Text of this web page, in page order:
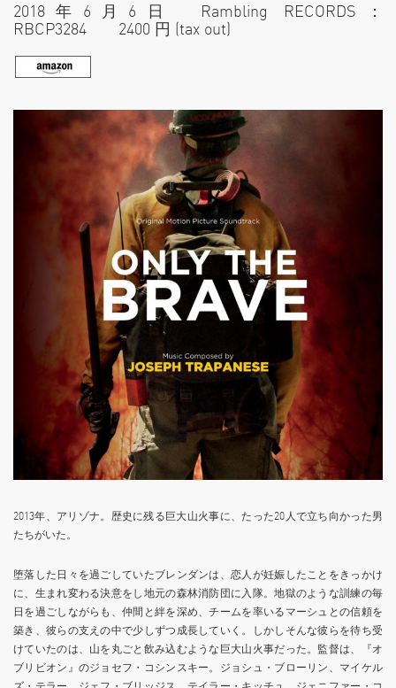
2018年6月6日 Rambling RECORDS：
RBCP3284 2400 円 (tax out)
2013年、アリゾナ。歴史に残る巨大山火事に、たった20人で立ち向かった男
たちがいた。
堕落した日々を過ごしていたブレンダンは、恋人が妊娠したことをきっかけ
に、生まれ変わる決意をし地元の森林消防団に入隊。地獄のような訓練の毎
日を過ごしながらも、仲間と絆を深め、チームを率いるマーシュとの信頼を
築き、彼らの支えの中で少しずつ成長していく。しかしそんな彼らを待ち受
けていたのは、山を丸ごと飲み込むような巨大山火事だった。監督は、『オ
ブリビオン』のジョセフ・コシンスキー。ジョシュ・ブローリン、マイケル